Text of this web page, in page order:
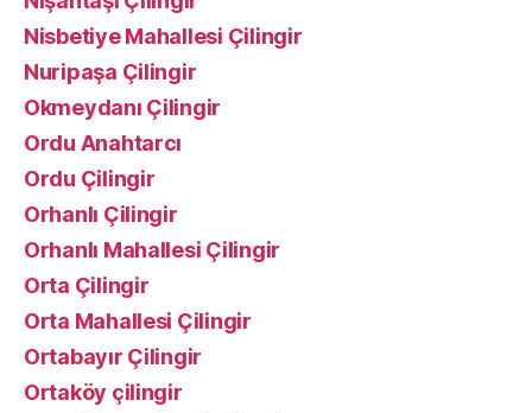
Nisbetiye Mahallesi Çilingir
Nuripaşa Çilingir
Okmeydanı Çilingir
Ordu Anahtarcı
Ordu Çilingir
Orhanlı Çilingir
Orhanlı Mahallesi Çilingir
Orta Çilingir
Orta Mahallesi Çilingir
Ortabayır Çilingir
Ortaköy çilingir